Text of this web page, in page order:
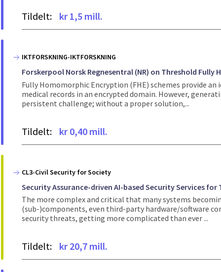
Tildelt: kr 1,5 mill.
IKTFORSKNING-IKTFORSKNING
Forskerpool Norsk Regnesentral (NR) on Threshold
Fully Homomorphic Encryption (FHE) schemes provide
medical records in an encrypted domain. However,
persistent challenge; without a proper solution,...
Tildelt: kr 0,40 mill.
CL3-Civil Security for Society
Security Assurance-driven AI-based Security Services
The more complex and critical that many systems
(sub-)components, even third-party hardware/software
security threats, getting more complicated than ever ...
Tildelt: kr 20,7 mill.